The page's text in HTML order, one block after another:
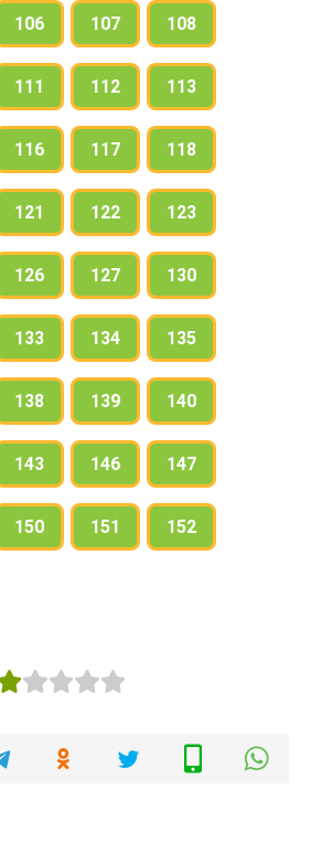
106 107 108
111 112 113
116 117 118
121 122 123
126 127 130
133 134 135
138 139 140
143 146 147
150 151 152